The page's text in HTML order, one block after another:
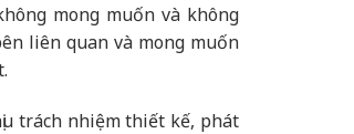
mong muốn và không
liên quan và mong muốn
trách nhiệm thiết kế, phát